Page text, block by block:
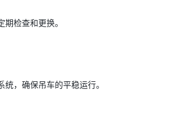
检查和更换。
，确保吊车的平稳运行。